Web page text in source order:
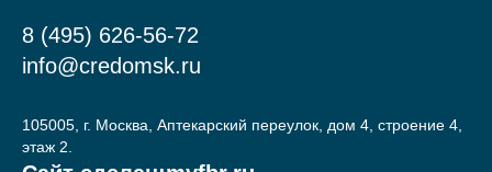
8 (495) 626-56-72
info@credomsk.ru
105005, г. Москва, Аптекарский переулок, дом 4, строение 4,
этаж 2.